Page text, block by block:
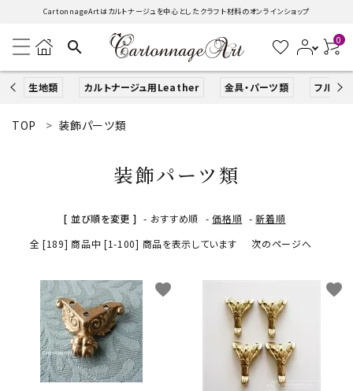
CartonnageArtはカルトナージュを中心としたクラフト材料のオンラインショップ
search 0
生地類 カルトナージュ用Leather 金具・パーツ類 フルキッ
ログイン 新規会員登録
生地類
カルトナージュLeather用
金具・パーツ類
TOP 装飾パーツ類
装飾パーツ類
[ 並び順を変更 ] - おすすめ順 -価格順 -新着順
全 [189] 商品中 [1-100] 商品を表示しています
次のページへ
favorite favorite